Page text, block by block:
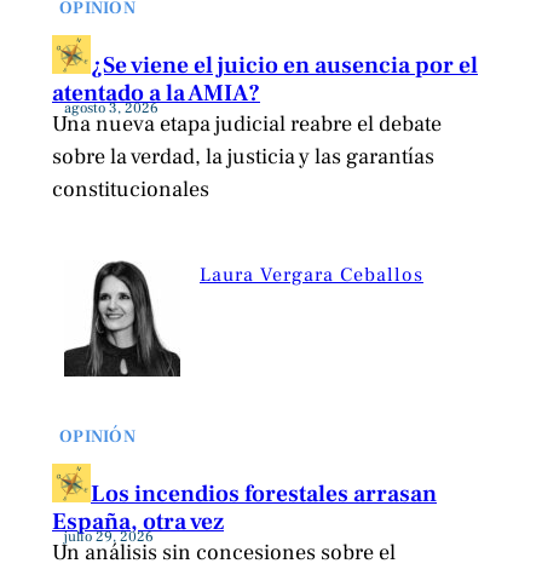
OPINIÓN
¿Se viene el juicio en ausencia por el
atentado a la AMIA?
agosto 3, 2026
Una nueva etapa judicial reabre el debate
sobre la verdad, la justicia y las garantías
constitucionales
Laura Vergara Ceballos
OPINIÓN
Los incendios forestales arrasan
España, otra vez
julio 29, 2026
Un análisis sin concesiones sobre el